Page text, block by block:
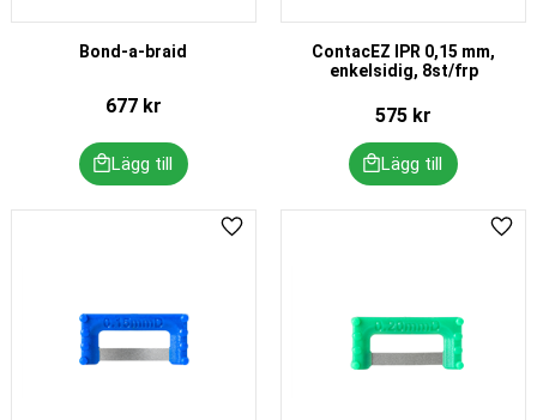
Bond-a-braid
677kr
ContacEZ IPR 0,15 mm,
enkelsidig, 8st/frp
575 kr
Lägg till i favoriter